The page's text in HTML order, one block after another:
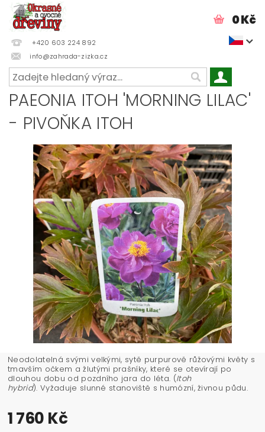
+420 603 224 892
info@zahrada-zizka.cz
0 Kč
PAEONIA ITOH 'MORNING LILAC'
- PIVOŇKA ITOH
Neodolatelná svými velkými, sytě purpurově růžovými květy s
tmavším očkem a žlutými prašníky, které se otevírají po
dlouhou dobu od pozdního jara do léta. (Itoh
hybrid). Vyžaduje slunné stanoviště s humózní, živnou půdu.
1 760 Kč